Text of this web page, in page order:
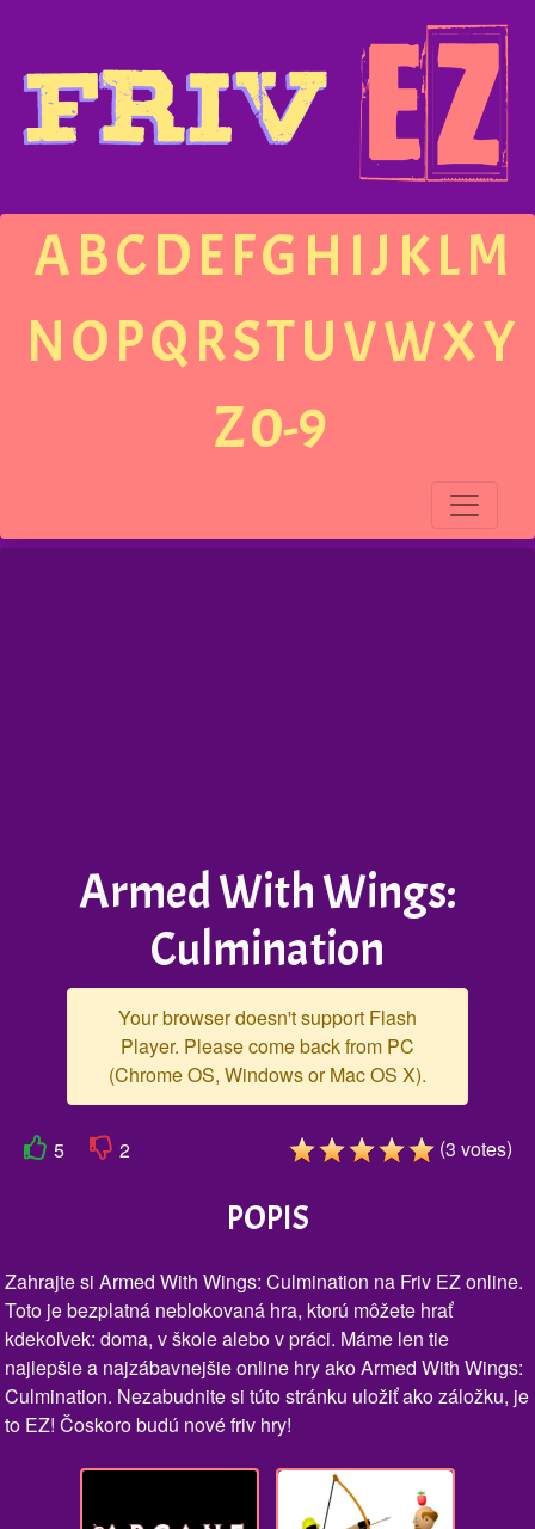
ABCDEFGH IJ KLM
NOPQRSTUVWXY
Z0-9
Armed With Wings:
Culmination
Your browser doesn't support Flash
Player. Please come back from PC
(Chrome OS, Windows or Mac OS X).
5 2 (3 votes)
POPIS
Zahrajte si Armed With Wings: Culmination na Friv EZ online.
Toto je bezplatná neblokovaná hra, ktorú môžete hrať
kdekoľvek: doma, v škole alebo v práci. Máme len tie
najlepšie a najzábavnejšie online hry ako Armed With Wings:
Culmination. Nezabudnite si túto stránku uložiť ako záložku, je
to EZ! Čoskoro budú nové friv hry!